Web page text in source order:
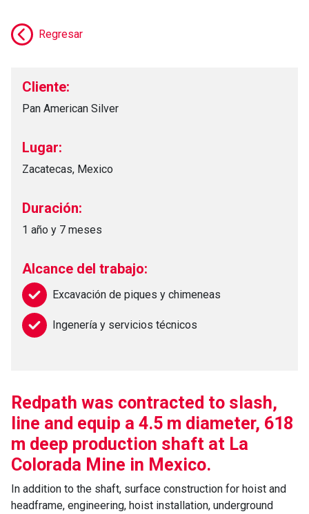
Regresar
Cliente:
Pan American Silver
Lugar:
Zacatecas, Mexico
Duración:
1 año y 7 meses
Alcance del trabajo:
Excavación de piques y chimeneas
Ingenería y servicios técnicos
Redpath was contracted to slash,
line and equip a 4.5 m diameter, 618
m deep production shaft at La
Colorada Mine in Mexico.
In addition to the shaft, surface construction for hoist and
headframe, engineering, hoist installation, underground